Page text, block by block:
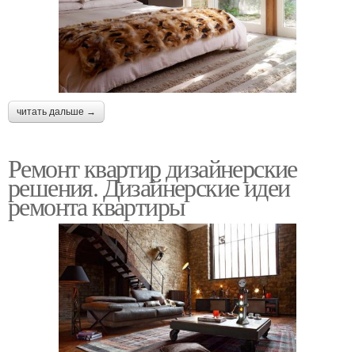
читать дальше →
Ремонт квартир дизайнерские
решения. Дизайнерские идеи
ремонта квартиры